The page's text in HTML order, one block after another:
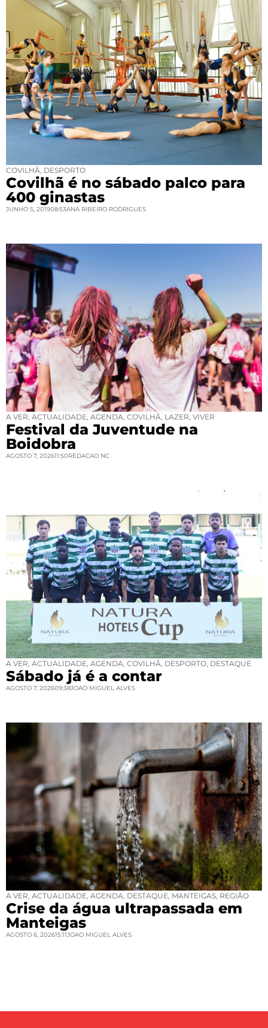
COVILHÃ, DESPORTO
Covilhã é no sábado palco para
400 ginastas
JUNHO 5, 201908:53ANA RIBEIRO RODRIGUES
A VER, ACTUALIDADE, AGENDA, COVILHÃ, LAZER, VIVER
Festival da Juventude na
Boidobra
AGOSTO 7, 202611:50REDACAO NC
A VER, ACTUALIDADE, AGENDA, COVILHÃ, DESPORTO, DESTAQUE
Sábado já é a contar
AGOSTO 7, 202609:38JOAO MIGUEL ALVES
A VER, ACTUALIDADE, AGENDA, DESTAQUE, MANTEIGAS, REGIÃO
Crise da água ultrapassada em
Manteigas
AGOSTO 6, 202615:11JOAO MIGUEL ALVES